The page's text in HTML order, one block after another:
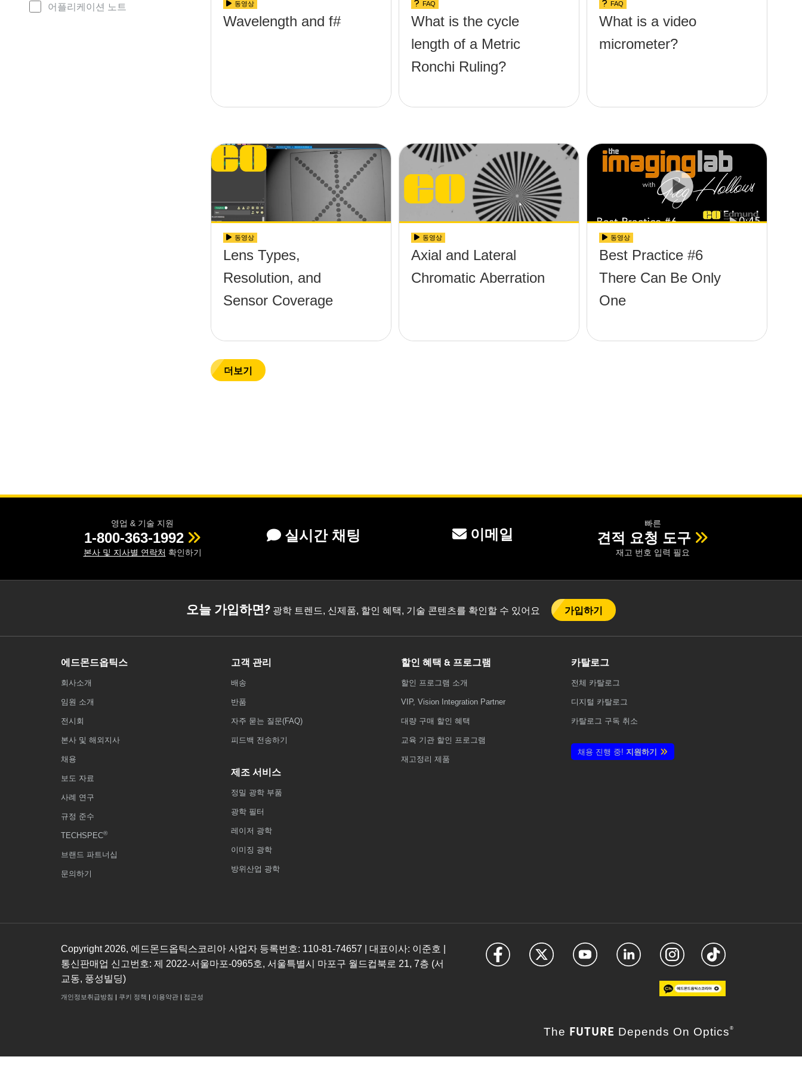
어플리케이션 노트 동영상
Wavelength and f#
FAQ
What is the cycle
length of a Metric
Ronchi Ruling?
FAQ
What is a video
micrometer?
동영상
Lens Types,
Resolution, and
Sensor Coverage
동영상
Axial and Lateral
Chromatic Aberration
동영상
Best Practice #6
There Can Be Only
One
더보기
영업 & 기술 지원
1-800-363-1992
본사 및 지사별 연락처 확인하기
실시간 채팅 이메일
빠른
견적 요청 도구
재고 번호 입력 필요
오늘 가입하면?광학 트렌드, 신제품, 할인 혜택, 기술 콘텐츠를 확인할 수 있어요 가입하기
에드몬드옵틱스
회사소개
임원 소개
전시회
본사 및 해외지사
채용
보도 자료
사례 연구
규정 준수
TECHSPEC®
브랜드 파트너십
문의하기
고객 관리
배송
반품
자주 묻는 질문(FAQ)
피드백 전송하기
제조 서비스
정밀 광학 부품
광학 필터
레이저 광학
이미징 광학
방위산업 광학
할인 혜택 & 프로그램
할인 프로그램 소개
VIP, Vision Integration Partner
대량 구매 할인 혜택
교육 기관 할인 프로그램
재고정리 제품
카탈로그
전체 카탈로그
디지털 카탈로그
카탈로그 구독 취소
채용 진행 중! 지원하기
Copyright 2026, 에드몬드옵틱스코리아 사업자 등록번호: 110-81-74657 | 대표이사: 이준호 |
통신판매업 신고번호: 제 2022-서울마포-0965호, 서울특별시 마포구 월드컵북로 21, 7층 (서
교동, 풍성빌딩)
개인정보취급방침 | 쿠키 정책 | 이용약관 | 접근성
The FUTURE Depends On Optics ®